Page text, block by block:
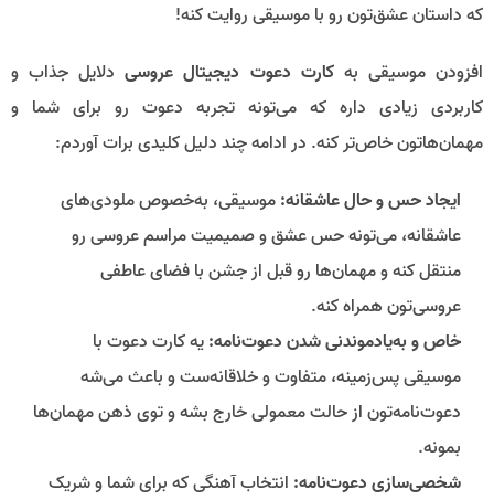
که داستان عشق‌تون رو با موسیقی روایت کنه!
افزودن موسیقی بهکارت دعوت دیجیتال عروسیدلایل جذاب و
کاربردی زیادی داره که می‌تونه تجربه دعوت رو برای شما و
مهمان‌هاتون خاص‌تر کنه. در ادامه چند دلیل کلیدی برات آوردم:
ایجاد حس و حال عاشقانه:موسیقی، به‌خصوص ملودی‌های
عاشقانه، می‌تونه حس عشق و صمیمیت مراسم عروسی رو
منتقل کنه و مهمان‌ها رو قبل از جشن با فضای عاطفی
عروسی‌تون همراه کنه.
خاص و به‌یادموندنی شدن دعوت‌نامه:یه کارت دعوت با
موسیقی پس‌زمینه، متفاوت و خلاقانه‌ست و باعث می‌شه
دعوت‌نامه‌تون از حالت معمولی خارج بشه و توی ذهن مهمان‌ها
بمونه.
شخصی‌سازی دعوت‌نامه: انتخاب آهنگی که برای شما و شریک